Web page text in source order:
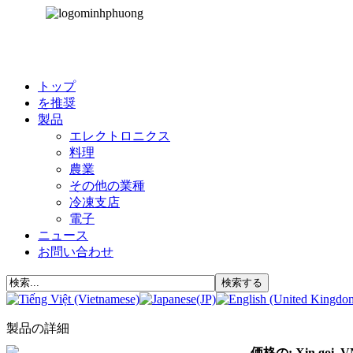
トップ
を推奨
製品
エレクトロニクス
料理
農業
その他の業種
冷凍支店
電子
ニュース
お問い合わせ
製品の詳細